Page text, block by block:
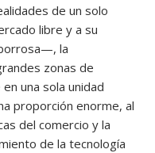
de un solo
libre y a su
la
zonas de
una sola unidad
proporción enorme, al
del comercio y la
de la tecnología